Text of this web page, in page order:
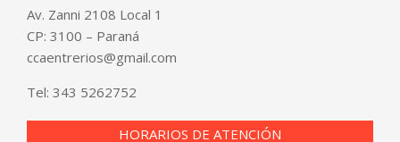
Av. Zanni 2108 Local 1
CP: 3100 – Paraná
ccaentrerios@gmail.com
Tel: 343 5262752
HORARIOS DE ATENCIÓN